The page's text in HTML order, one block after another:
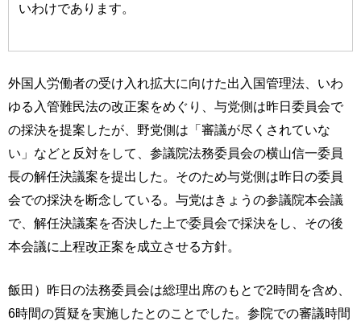
いわけであります。
外国人労働者の受け入れ拡大に向けた出入国管理法、いわ
ゆる入管難民法の改正案をめぐり、与党側は昨日委員会で
の採決を提案したが、野党側は「審議が尽くされていな
い」などと反対をして、参議院法務委員会の横山信一委員
長の解任決議案を提出した。そのため与党側は昨日の委員
会での採決を断念している。与党はきょうの参議院本会議
で、解任決議案を否決した上で委員会で採決をし、その後
本会議に上程改正案を成立させる方針。
飯田）昨日の法務委員会は総理出席のもとで2時間を含め、
6時間の質疑を実施したとのことでした。参院での審議時間